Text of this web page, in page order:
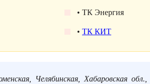
• ТК Энергия
• ТК КИТ
Челябинская, Хабаровская